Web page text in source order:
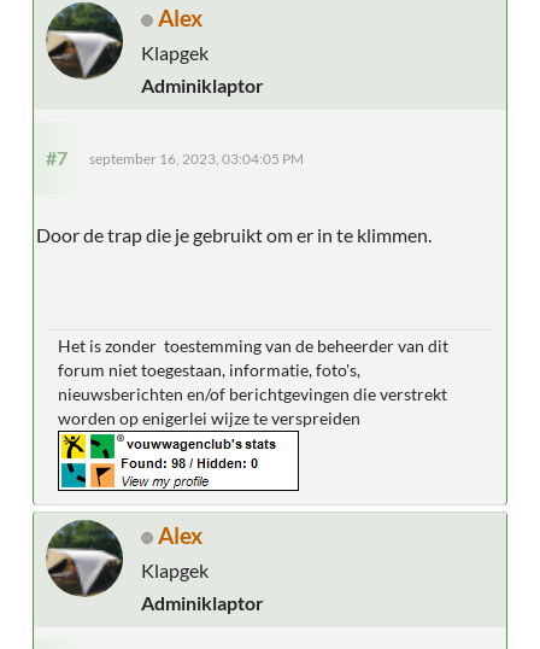
Alex
Klapgek
Adminiklaptor
#7 september 16, 2023, 03:04:05 PM
Door de trap die je gebruikt om er in te klimmen.
Het is zonder toestemming van de beheerder van dit
forum niet toegestaan, informatie, foto's,
nieuwsberichten en/of berichtgevingen die verstrekt
worden op enigerlei wijze te verspreiden
Alex
Klapgek
Adminiklaptor